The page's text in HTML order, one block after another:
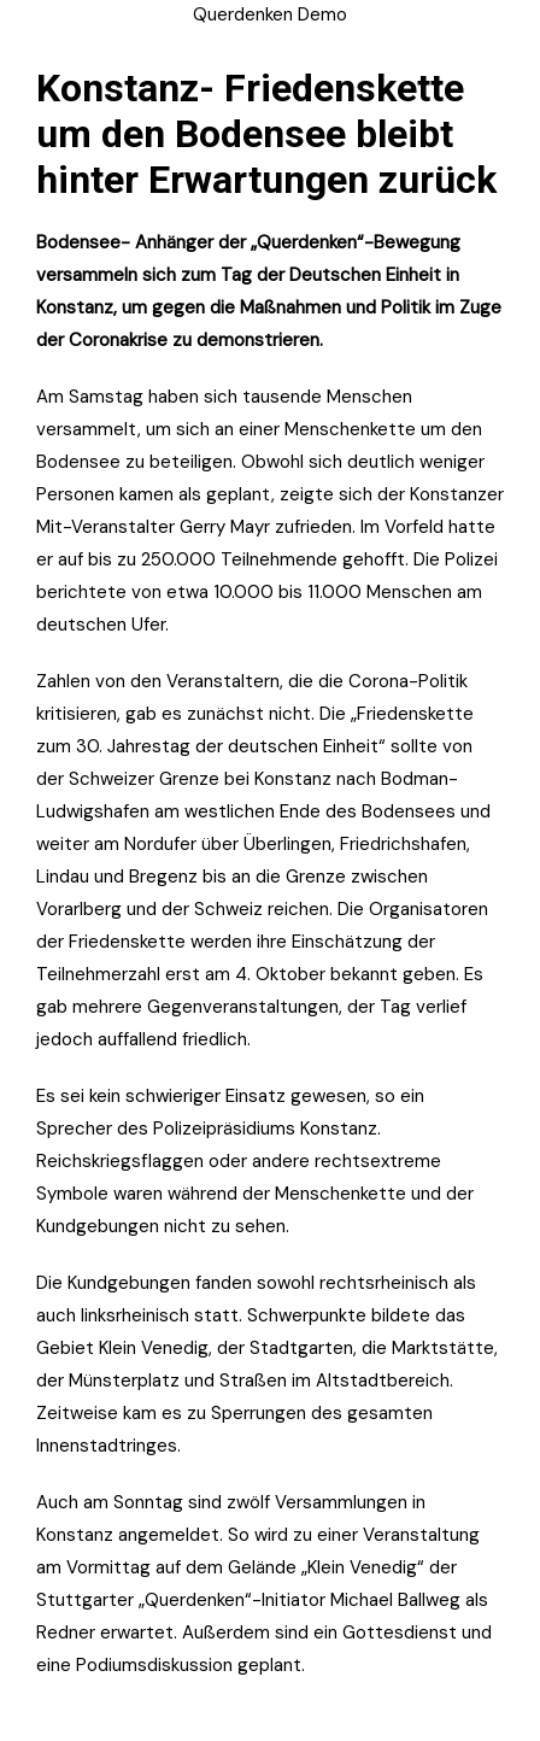
Querdenken Demo
Konstanz- Friedenskette
um den Bodensee bleibt
hinter Erwartungen zurück
Bodensee- Anhänger der „Querdenken“-Bewegung
versammeln sich zum Tag der Deutschen Einheit in
Konstanz, um gegen die Maßnahmen und Politik im Zuge
der Coronakrise zu demonstrieren.
Am Samstag haben sich tausende Menschen
versammelt, um sich an einer Menschenkette um den
Bodensee zu beteiligen. Obwohl sich deutlich weniger
Personen kamen als geplant, zeigte sich der Konstanzer
Mit-Veranstalter Gerry Mayr zufrieden. Im Vorfeld hatte
er auf bis zu 250.000 Teilnehmende gehofft. Die Polizei
berichtete von etwa 10.000 bis 11.000 Menschen am
deutschen Ufer.
Zahlen von den Veranstaltern, die die Corona-Politik
kritisieren, gab es zunächst nicht. Die „Friedenskette
zum 30. Jahrestag der deutschen Einheit“ sollte von
der Schweizer Grenze bei Konstanz nach Bodman-
Ludwigshafen am westlichen Ende des Bodensees und
weiter am Nordufer über Überlingen, Friedrichshafen,
Lindau und Bregenz bis an die Grenze zwischen
Vorarlberg und der Schweiz reichen. Die Organisatoren
der Friedenskette werden ihre Einschätzung der
Teilnehmerzahl erst am 4. Oktober bekannt geben. Es
gab mehrere Gegenveranstaltungen, der Tag verlief
jedoch auffallend friedlich.
Es sei kein schwieriger Einsatz gewesen, so ein
Sprecher des Polizeipräsidiums Konstanz.
Reichskriegsflaggen oder andere rechtsextreme
Symbole waren während der Menschenkette und der
Kundgebungen nicht zu sehen.
Die Kundgebungen fanden sowohl rechtsrheinisch als
auch linksrheinisch statt. Schwerpunkte bildete das
Gebiet Klein Venedig, der Stadtgarten, die Marktstätte,
der Münsterplatz und Straßen im Altstadtbereich.
Zeitweise kam es zu Sperrungen des gesamten
Innenstadtringes.
Auch am Sonntag sind zwölf Versammlungen in
Konstanz angemeldet. So wird zu einer Veranstaltung
am Vormittag auf dem Gelände „Klein Venedig“ der
Stuttgarter „Querdenken“-Initiator Michael Ballweg als
Redner erwartet. Außerdem sind ein Gottesdienst und
eine Podiumsdiskussion geplant.